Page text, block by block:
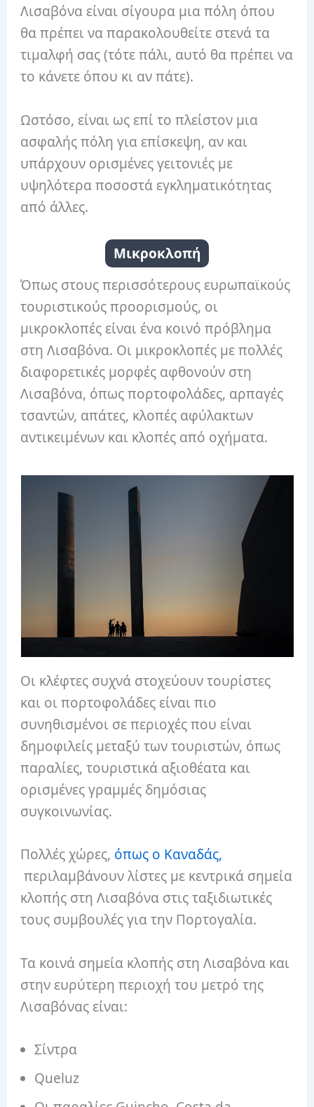
Λισαβόνα είναι σίγουρα μια πόλη όπου
θα πρέπει να παρακολουθείτε στενά τα
τιμαλφή σας (τότε πάλι, αυτό θα πρέπει να
το κάνετε όπου κι αν πάτε).
Ωστόσο, είναι ως επί το πλείστον μια
ασφαλής πόλη για επίσκεψη, αν και
υπάρχουν ορισμένες γειτονιές με
υψηλότερα ποσοστά εγκληματικότητας
από άλλες.
Μικροκλοπή
Όπως στους περισσότερους ευρωπαϊκούς
τουριστικούς προορισμούς, οι
μικροκλοπές είναι ένα κοινό πρόβλημα
στη Λισαβόνα. Οι μικροκλοπές με πολλές
διαφορετικές μορφές αφθονούν στη
Λισαβόνα, όπως πορτοφολάδες, αρπαγές
τσαντών, απάτες, κλοπές αφύλακτων
αντικειμένων και κλοπές από οχήματα.
Οι κλέφτες συχνά στοχεύουν τουρίστες
και οι πορτοφολάδες είναι πιο
συνηθισμένοι σε περιοχές που είναι
δημοφιλείς μεταξύ των τουριστών, όπως
παραλίες, τουριστικά αξιοθέατα και
ορισμένες γραμμές δημόσιας
συγκοινωνίας.
Πολλές χώρες, όπως ο Καναδάς,
περιλαμβάνουν λίστες με κεντρικά σημεία
κλοπής στη Λισαβόνα στις ταξιδιωτικές
τους συμβουλές για την Πορτογαλία.
Τα κοινά σημεία κλοπής στη Λισαβόνα και
στην ευρύτερη περιοχή του μετρό της
Λισαβόνας είναι:
Σίντρα
Queluz